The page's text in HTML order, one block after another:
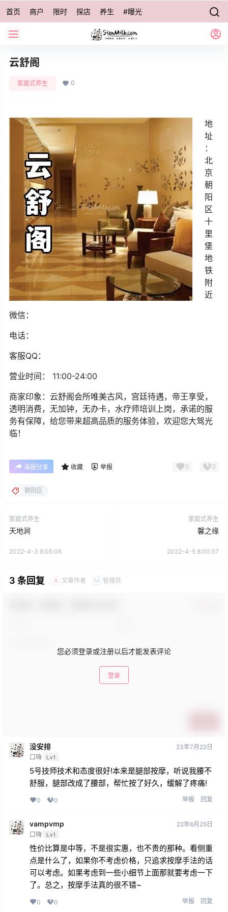
首页 商户 限时 探店 养生 #曝光
云舒阁
家庭式养生 0
地
址
：
北
京
朝
阳
区
十
里
堡
地
铁
附
近
微信：
电话：
客服QQ：
营业时间： 11:00-24:00
商家印象：云舒阁会所唯美古风，宫廷待遇，帝王享受，
透明消费，无加钟，无办卡，水疗师培训上岗，承诺的服
务有保障，给您带来超高品质的服务体验，欢迎您大驾光
临！
海报分享 收藏 举报 0 0
朝阳区
家庭式养生
天地涧
2022-4-3 8:05:06
家庭式养生
馨之缘
2022-4-5 8:00:57
3 条回复 A 文章作者 M 管理员
您必须登录或注册以后才能发表评论
登录
没安排
口嗨 Lv1
23年7月22日
5号技师技术和态度很好!本来是腿部按摩，听说我腰不
舒服，腿部改成了腰部，帮忙按了好久，缓解了疼痛!
0 0 举报 回复
vampvmp
口嗨 Lv1
22年6月25日
性价比算是中等，不是很实惠，也不贵的那种。看侧重
点是什么了，如果你不考虑价格，只追求按摩手法的话
可以考虑。如果考虑到一些小细节上面那就要考虑一下
了。总之，按摩手法真的很不错~
0 0 举报 回复